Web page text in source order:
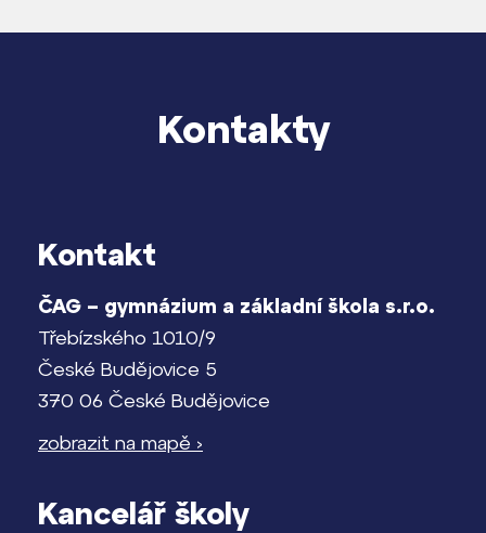
Kontakty
Kontakt
ČAG – gymnázium a základní škola s.r.o.
Třebízského 1010/9
České Budějovice 5
370 06 České Budějovice
zobrazit na mapě ›
Kancelář školy